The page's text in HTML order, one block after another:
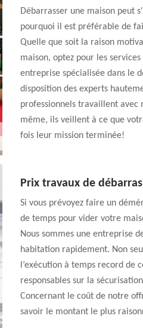
Débarrasser une maison peut
pourquoi il est préférable de
Quelle que soit la raison
maison, optez pour les
entreprise spécialisée dans le
disposition des experts
professionnels travaillent
même, ils veillent à ce que
fois leur mission terminée!
Prix travaux de
Si vous prévoyez faire un
de temps pour vider votre
Nous sommes une entreprise
habitation rapidement. Non
l’exécution à temps record de
responsables sur la
Concernant le coût de notre
savoir le montant le plus